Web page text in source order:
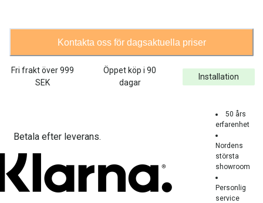
Kontakta oss för dagsaktuella priser
Fri frakt över999
SEK
Öppet köp i 90
dagar
Installation
Betala efter leverans.
50 års
erfarenhet
Nordens
största
showroom
Personlig
service